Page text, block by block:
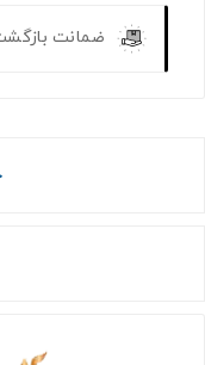
ضمانت